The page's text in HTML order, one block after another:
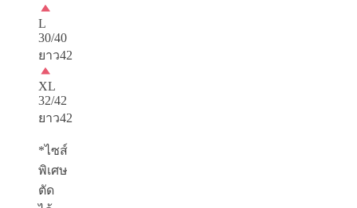
L
30/40
ยาว42
XL
32/42
ยาว42
*ไซส์
พิเศษ
ตัด